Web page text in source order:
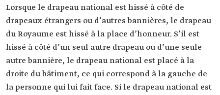
Lorsque le drapeau national est hissé à côté de
drapeaux étrangers ou d’autres bannières, le drapeau
du Royaume est hissé à la place d’honneur. S’il est
hissé à côté d’un seul autre drapeau ou d’une seule
autre bannière, le drapeau national est placé à la
droite du bâtiment, ce qui correspond à la gauche de
la personne qui lui fait face. Si le drapeau national est